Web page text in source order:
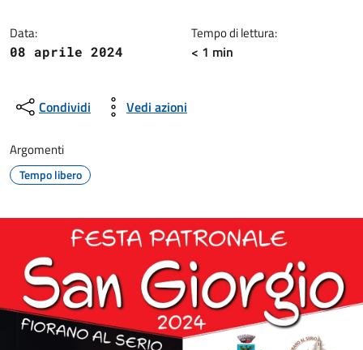
Data:
08 aprile 2024
Tempo di lettura:
< 1 min
Condividi Vedi azioni
Argomenti
Tempo libero